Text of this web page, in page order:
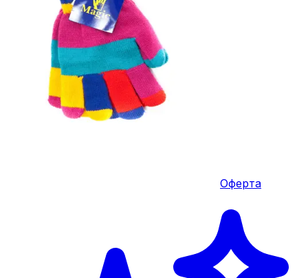
Оферта